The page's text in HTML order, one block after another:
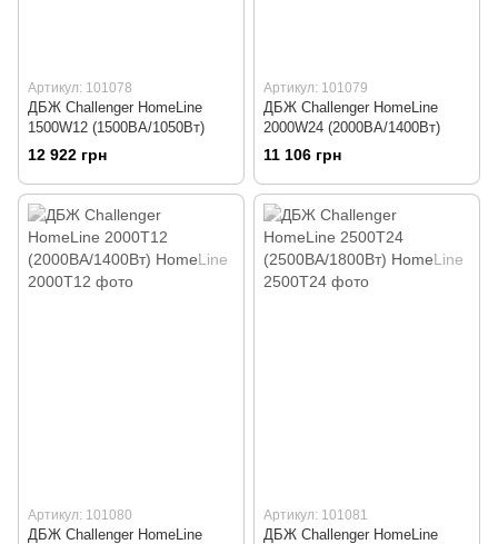
Артикул: 101078
ДБЖ Challenger HomeLine
1500W12 (1500ВА/1050Вт)
12 922 грн
Артикул: 101079
ДБЖ Challenger HomeLine
2000W24 (2000ВА/1400Вт)
11 106 грн
Артикул: 101080
ДБЖ Challenger HomeLine
Артикул: 101081
ДБЖ Challenger HomeLine